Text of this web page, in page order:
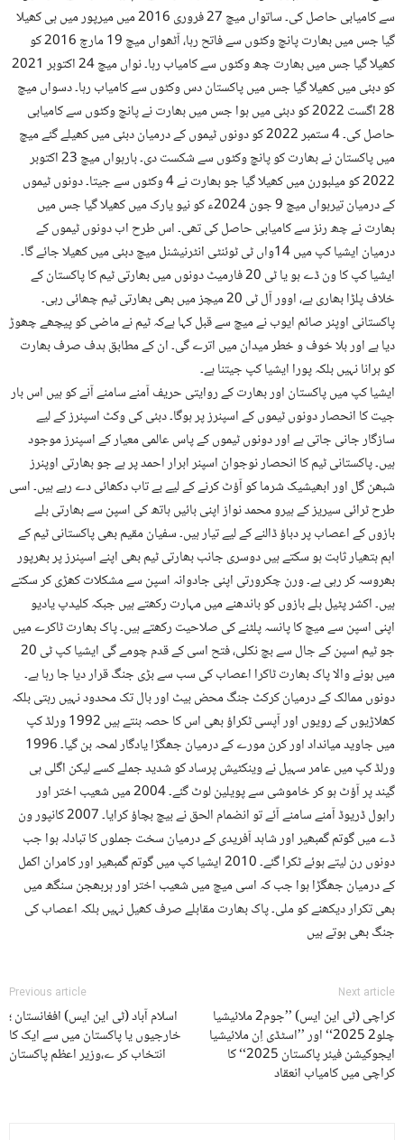
سے کامیابی حاصل کی۔ ساتواں میچ 27 فروری 2016 میں میرپور میں ہی کھیلا
گیا جس میں بھارت پانچ وکٹوں سے فاتح رہا، آٹھواں میچ 19 مارچ 2016 کو
کھیلا گیا جس میں بھارت چھ وکٹوں سے کامیاب رہا۔ نواں میچ 24 اکتوبر 2021
کو دبئی میں کھیلا گیا جس میں پاکستان دس وکٹوں سے کامیاب رہا۔ دسواں میچ
28 اگست 2022 کو دبئی میں ہوا جس میں بھارت نے پانچ وکٹوں سے کامیابی
حاصل کی۔ 4 ستمبر 2022 کو دونوں ٹیموں کے درمیان دبئی میں کھیلے گئے میچ
میں پاکستان نے بھارت کو پانچ وکٹوں سے شکست دی۔ بارہواں میچ 23 اکتوبر
2022 کو میلبورن میں کھیلا گیا جو بھارت نے 4 وکٹوں سے جیتا۔ دونوں ٹیموں
کے درمیان تیرہواں میچ 9 جون 2024ء کو نیو یارک میں کھیلا گیا جس میں
بھارت نے چھ رنز سے کامیابی حاصل کی تھی۔ اس طرح اب دونوں ٹیموں کے
درمیان ایشیا کپ میں 14واں ٹی ٹوئنٹی انٹرنیشنل میچ دبئی میں کھیلا جائے گا۔
ایشیا کپ کا ون ڈے ہو یا ٹی 20 فارمیٹ دونوں میں بھارتی ٹیم کا پاکستان کے
خلاف پلڑا بھاری ہے، اوور آل ٹی 20 میچز میں بھی بھارتی ٹیم چھائی رہی۔
پاکستانی اوپنر صائم ایوب نے میچ سے قبل کہا ہےکہ ٹیم نے ماضی کو پیچھے چھوڑ
دیا ہے اور بلا خوف و خطر میدان میں اترے گی۔ ان کے مطابق ہدف صرف بھارت
کو ہرانا نہیں بلکہ پورا ایشیا کپ جیتنا ہے۔
ایشیا کپ میں پاکستان اور بھارت کے روایتی حریف آمنے سامنے آنے کو ہیں اس بار
جیت کا انحصار دونوں ٹیموں کے اسپنرز پر ہوگا۔ دبئی کی وکٹ اسپنرز کے لیے
سازگار جانی جاتی ہے اور دونوں ٹیموں کے پاس عالمی معیار کے اسپنرز موجود
ہیں۔ پاکستانی ٹیم کا انحصار نوجوان اسپنر ابرار احمد پر ہے جو بھارتی اوپنرز
شبھن گل اور ابھیشیک شرما کو آؤٹ کرنے کے لیے بے تاب دکھائی دے رہے ہیں۔ اسی
طرح ٹرائی سیریز کے ہیرو محمد نواز اپنی بائیں ہاتھ کی اسپن سے بھارتی بلے
بازوں کے اعصاب پر دباؤ ڈالنے کے لیے تیار ہیں۔ سفیان مقیم بھی پاکستانی ٹیم کے
اہم ہتھیار ثابت ہو سکتے ہیں دوسری جانب بھارتی ٹیم بھی اپنے اسپنرز پر بھرپور
بھروسہ کر رہی ہے۔ ورن چکرورتی اپنی جادوانہ اسپن سے مشکلات کھڑی کر سکتے
ہیں۔ اکشر پٹیل بلے بازوں کو باندھنے میں مہارت رکھتے ہیں جبکہ کلیدپ یادیو
اپنی اسپن سے میچ کا پانسہ پلٹنے کی صلاحیت رکھتے ہیں۔ پاک بھارت ٹاکرے میں
جو ٹیم اسپن کے جال سے بچ نکلی، فتح اسی کے قدم چومے گی ایشیا کپ ٹی 20
میں ہونے والا پاک بھارت ٹاکرا اعصاب کی سب سے بڑی جنگ قرار دیا جا رہا ہے۔
دونوں ممالک کے درمیان کرکٹ جنگ محض بیٹ اور بال تک محدود نہیں رہتی بلکہ
کھلاڑیوں کے رویوں اور آپسی ٹکراؤ بھی اس کا حصہ بنتے ہیں 1992 ورلڈ کپ
میں جاوید میانداد اور کرن مورے کے درمیان جھگڑا یادگار لمحہ بن گیا۔ 1996
ورلڈ کپ میں عامر سہیل نے وینکٹیش پرساد کو شدید جملے کسے لیکن اگلی ہی
گیند پر آؤٹ ہو کر خاموشی سے پویلین لوٹ گئے۔ 2004 میں شعیب اختر اور
راہول ڈریوڈ آمنے سامنے آئے تو انضمام الحق نے بیچ بچاؤ کرایا۔ 2007 کانپور ون
ڈے میں گوتم گمبھیر اور شاہد آفریدی کے درمیان سخت جملوں کا تبادلہ ہوا جب
دونوں رن لیتے ہوئے ٹکرا گئے۔ 2010 ایشیا کپ میں گوتم گمبھیر اور کامران اکمل
کے درمیان جھگڑا ہوا جب کہ اسی میچ میں شعیب اختر اور ہربھجن سنگھ میں
بھی تکرار دیکھنے کو ملی۔ پاک بھارت مقابلے صرف کھیل نہیں بلکہ اعصاب کی
جنگ بھی ہوتے ہیں
Previous article
اسلام آباد (ٹی این ایس) افغانستان ؛
خارجیوں یا پاکستان میں سے ایک کا
انتخاب کر ے،وزیر اعظم پاکستان
Next article
کراچی (ٹی این ایس) ’’جوم2 ملائیشیا
چلو2 2025‘‘ اور ’’اسٹڈی اِن ملائیشیا
ایجوکیشن فیئر پاکستان 2025‘‘ کا
کراچی میں کامیاب انعقاد